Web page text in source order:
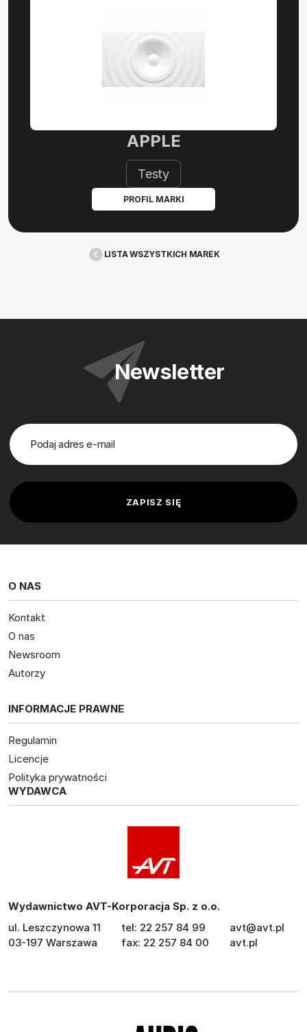
APPLE
Testy
PROFIL MARKI
LISTA WSZYSTKICH MAREK
Newsletter
O NAS
Kontakt
O nas
Newsroom
Autorzy
INFORMACJE PRAWNE
Regulamin
Licencje
Polityka prywatności
WYDAWCA
Wydawnictwo AVT-Korporacja Sp. z o.o.
ul. Leszczynowa 11
03-197 Warszawa
tel: 22 257 84 99
fax: 22 257 84 00
avt@avt.pl
avt.pl